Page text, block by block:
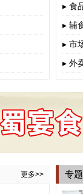
▸ 食
▸ 辅
▸ 市
▸ 外
更多>> 专